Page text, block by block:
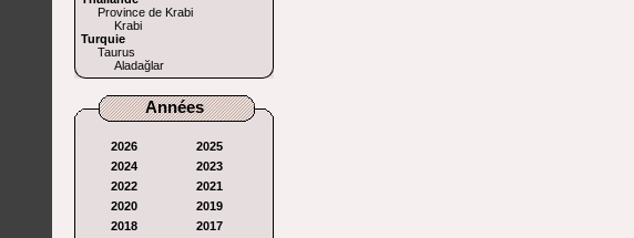
Province de Krabi
Krabi
Turquie
Taurus
Aladağlar
Années
2026
2025
2024
2023
2022
2021
2020
2019
2018
2017